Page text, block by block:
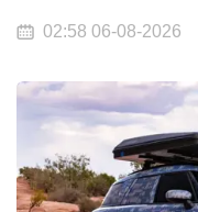
02:58 06-08-2026